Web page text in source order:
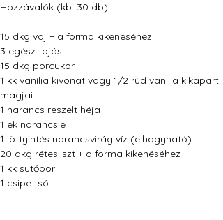
Hozzávalók (kb. 30 db):
15 dkg vaj + a forma kikenéséhez
3 egész tojás
15 dkg porcukor
1 kk vanília kivonat vagy 1/2 rúd vanília kikapart
magjai
1 narancs reszelt héja
1 ek narancslé
1 löttyintés narancsvirág víz (elhagyható)
20 dkg rétesliszt + a forma kikenéséhez
1 kk sütőpor
1 csipet só